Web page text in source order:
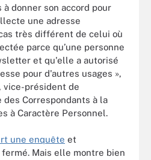
donner son accord pour
une adresse
très différent de celui où
parce qu’une personne
et qu'elle a autorisé
pour d'autres usages »,
vice-président de
des Correspondants à la
à Caractère Personnel.
une enquête et
fermé. Mais elle montre bien